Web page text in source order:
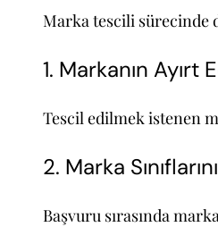
Marka tescili sürecinde
1. Markanın Ayırt
Tescil edilmek istenen
2. Marka
Başvuru sırasında